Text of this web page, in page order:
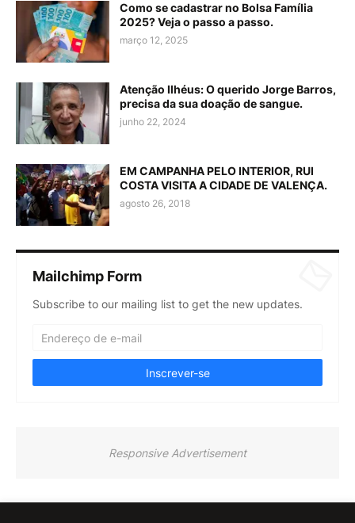
Como se cadastrar no Bolsa Família
2025? Veja o passo a passo.
março 12, 2025
Atenção Ilhéus: O querido Jorge Barros,
precisa da sua doação de sangue.
junho 22, 2024
EM CAMPANHA PELO INTERIOR, RUI
COSTA VISITA A CIDADE DE VALENÇA.
agosto 26, 2018
Mailchimp Form
Subscribe to our mailing list to get the new updates.
Responsive Advertisement